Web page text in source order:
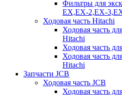
Фильтры для
EX,EX-2,EX-
Ходовая часть Hitachi
Ходовая часть
Hitachi
Ходовая часть
Ходовая часть
Hitachi
Запчасти JCB
Ходовая часть JCB
Ходовая часть